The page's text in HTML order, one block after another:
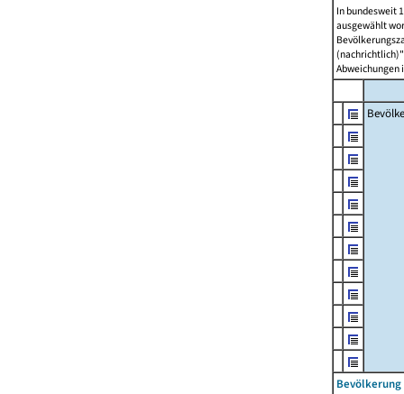
In bundesweit
ausgewählt
Abweichungen